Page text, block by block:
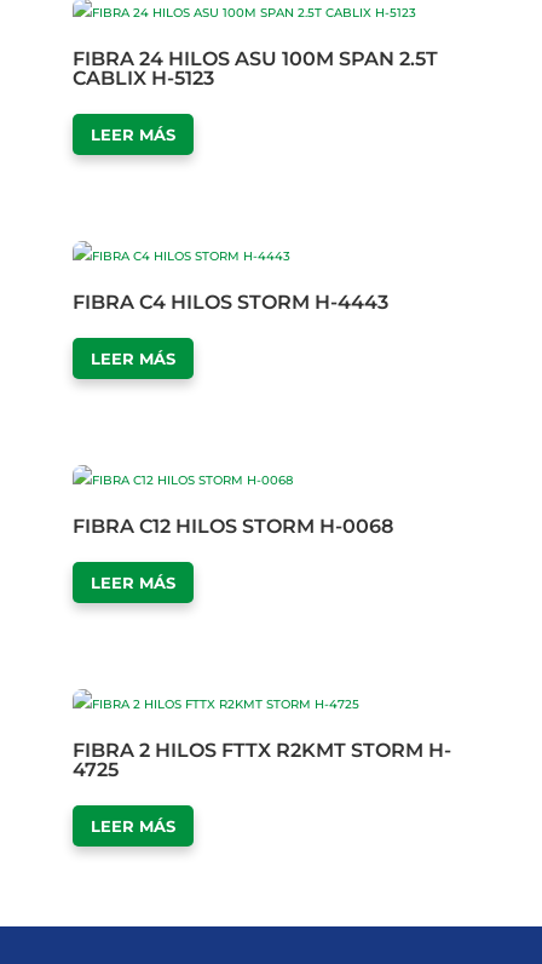
FIBRA 24 HILOS ASU 100M SPAN 2.5T
CABLIX H-5123
LEER MÁS
FIBRA C4 HILOS STORM H-4443
LEER MÁS
FIBRA C12 HILOS STORM H-0068
LEER MÁS
FIBRA 2 HILOS FTTX R2KMT STORM H-
4725
LEER MÁS